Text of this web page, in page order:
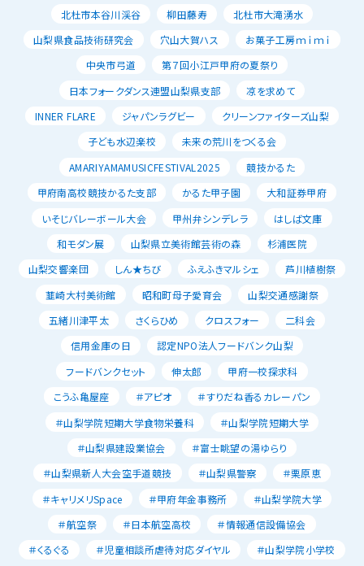
北杜市本谷川渓谷
柳田藤寿
北杜市大滝湧水
山梨県食品技術研究会
穴山大賀ハス
お菓子工房ｍｉｍｉ
中央市弓道
第７回小江戸甲府の夏祭り
日本フォークダンス連盟山梨県支部
凉を求めて
INNER FLARE
ジャパンラグビー
クリーンファイターズ山梨
子ども水辺楽校
未来の荒川をつくる会
AMARIYAMAMUSICFESTIVAL2025
競技かるた
甲府南高校競技かるた支部
かるた甲子園
大和証券甲府
いそじバレーボール大会
甲州弁シンデレラ
はしば文庫
和モダン展
山梨県立美術館芸術の森
杉浦医院
山梨交響楽団
しん★ちび ふえふきマルシェ
芦川植樹祭
韮崎大村美術館
昭和町母子愛育会
山梨交通感謝祭
五緒川津平太
さくらひめ クロスフォー
二科会
信用金庫の日
認定NPO法人フードバンク山梨
フードバンクセット
伸太郎
甲府一校探求科
こうふ亀屋座
＃アピオ
＃すりだね香るカレーパン
＃山梨学院短期大学食物栄養科
＃山梨学院短期大学
＃山梨県建設業協会
＃富士眺望の湯ゆらり
＃山梨県新人大会空手道競技
＃山梨県警察
＃栗原恵
＃キャリメリSpace
＃甲府年金事務所
＃山梨学院大学
＃航空祭
＃日本航空高校
＃情報通信設備協会
＃くるぐる
＃児童相談所虐待対応ダイヤル
＃山梨学院小学校